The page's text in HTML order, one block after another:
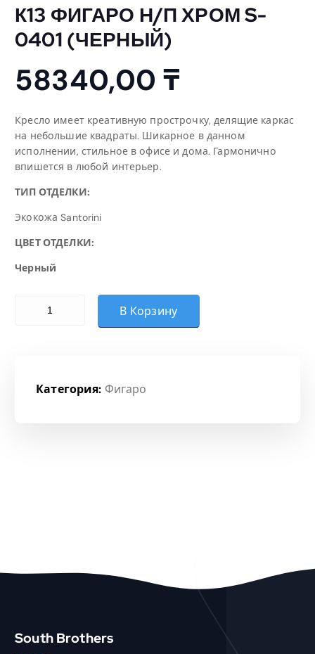
К13 ФИГАРО Н/П ХРОМ S-
0401 (ЧЕРНЫЙ)
58340,00₸
Кресло имеет креативную прострочку, делящие каркас
на небольшие квадраты. Шикарное в данном
исполнении, стильное в офисе и дома. Гармонично
впишется в любой интерьер.
ТИП ОТДЕЛКИ:
Экокожа Santorini
ЦВЕТ ОТДЕЛКИ:
Черный
Количество товара К13 ФИГАРО Н/П ХРОМ S-0401
В Корзину
Категория: Фигаро
South Brothers